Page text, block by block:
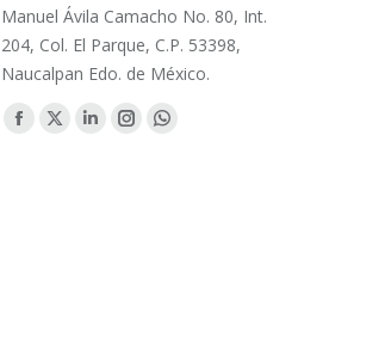
Manuel Ávila Camacho No. 80, Int.
204, Col. El Parque, C.P. 53398,
Naucalpan Edo. de México.
Find us on:
Facebook
X
LinkedinInstagramWhatsapp